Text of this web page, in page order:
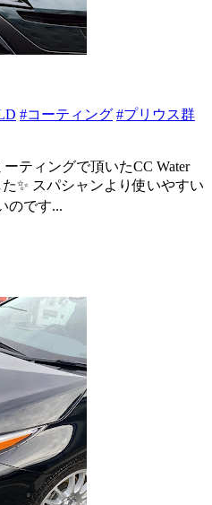
#コーティング #プリウス群
ティングで頂いたCC Water
✨ スパシャンより使いやすい
のです...